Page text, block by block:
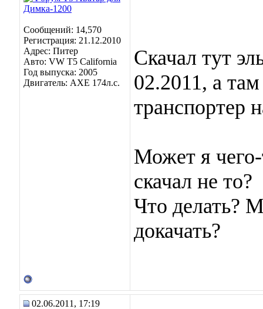
Сообщений: 14,570
Регистрация: 21.12.2010
Адрес: Питер
Авто: VW T5 California
Год выпуска: 2005
Двигатель: AXE 174л.с.
Скачал тут
02.2011, а
транспортер
Может я
скачал не то?
Что делать?
докачать?
02.06.2011, 17:19